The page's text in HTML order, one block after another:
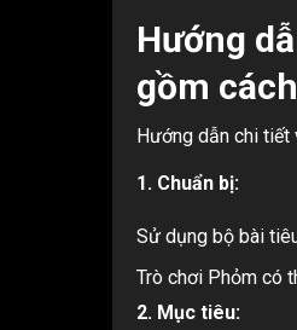
Hướng
gồm
Hướng dẫn chi tiết
1. Chuẩn bị:
Sử dụng bộ bài
Trò chơi Phỏm có
2. Mục tiêu: